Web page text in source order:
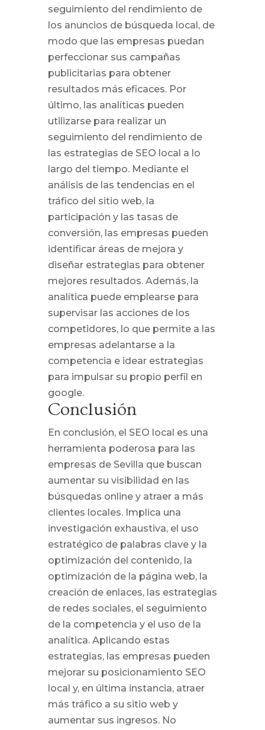
seguimiento del rendimiento de
los anuncios de búsqueda local, de
modo que las empresas puedan
perfeccionar sus campañas
publicitarias para obtener
resultados más eficaces. Por
último, las analíticas pueden
utilizarse para realizar un
seguimiento del rendimiento de
las estrategias de SEO local a lo
largo del tiempo. Mediante el
análisis de las tendencias en el
tráfico del sitio web, la
participación y las tasas de
conversión, las empresas pueden
identificar áreas de mejora y
diseñar estrategias para obtener
mejores resultados. Además, la
analítica puede emplearse para
supervisar las acciones de los
competidores, lo que permite a las
empresas adelantarse a la
competencia e idear estrategias
para impulsar su propio perfil en
google.
Conclusión
En conclusión, el SEO local es una
herramienta poderosa para las
empresas de Sevilla que buscan
aumentar su visibilidad en las
búsquedas online y atraer a más
clientes locales. Implica una
investigación exhaustiva, el uso
estratégico de palabras clave y la
optimización del contenido, la
optimización de la página web, la
creación de enlaces, las estrategias
de redes sociales, el seguimiento
de la competencia y el uso de la
analítica. Aplicando estas
estrategias, las empresas pueden
mejorar su posicionamiento SEO
local y, en última instancia, atraer
más tráfico a su sitio web y
aumentar sus ingresos. No